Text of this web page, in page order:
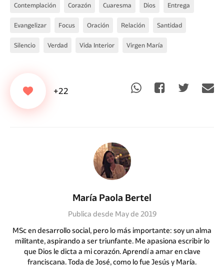
Contemplación Corazón Cuaresma Dios Entrega
Evangelizar Focus Oración Relación Santidad
Silencio Verdad Vida Interior Virgen María
+22
María Paola Bertel
Publica desde May de 2019
MSc en desarrollo social, pero lo más importante: soy un alma
militante, aspirando a ser triunfante. Me apasiona escribir lo
que Dios le dicta a mi corazón. Aprendí a amar en clave
franciscana. Toda de José, como lo fue Jesús y María.